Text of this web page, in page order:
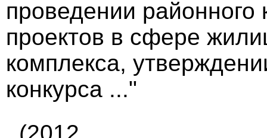
проведении районного
проектов в сфере
комплекса,
конкурса ..."